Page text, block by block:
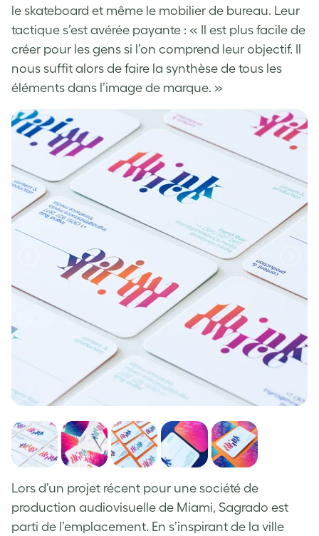
le skateboard et même le mobilier de bureau. Leur
tactique s’est avérée payante : « Il est plus facile de
créer pour les gens si l’on comprend leur objectif. Il
nous suffit alors de faire la synthèse de tous les
éléments dans l’image de marque. »
Lors d’un projet récent pour une société de
production audiovisuelle de Miami, Sagrado est
parti de l’emplacement. En s’inspirant de la ville